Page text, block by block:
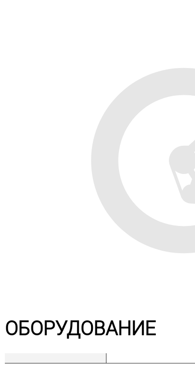
ОБОРУДОВАНИЕ